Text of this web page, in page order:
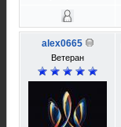
alex0665
Ветеран